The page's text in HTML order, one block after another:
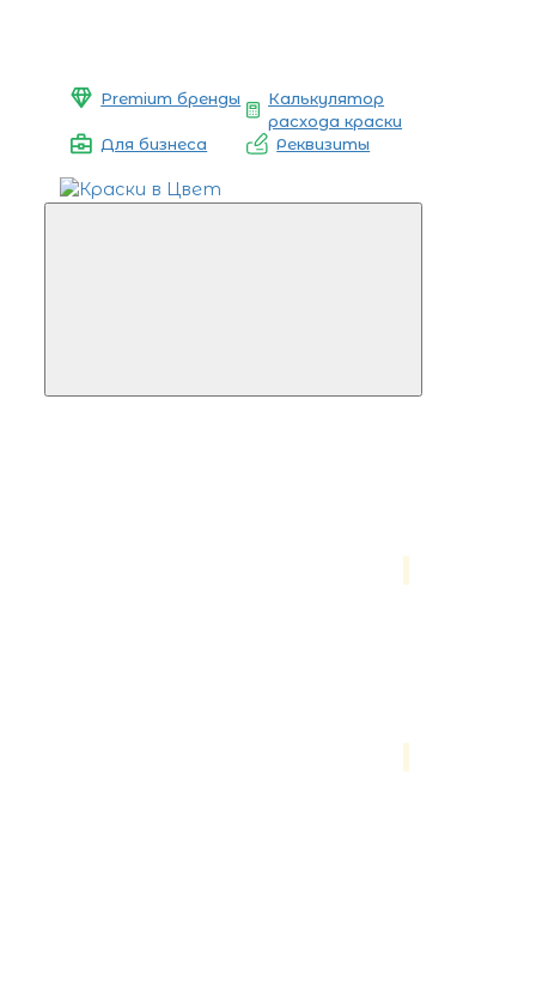
Premium бренды
Калькулятор
расхода краски
Для бизнеса
Реквизиты